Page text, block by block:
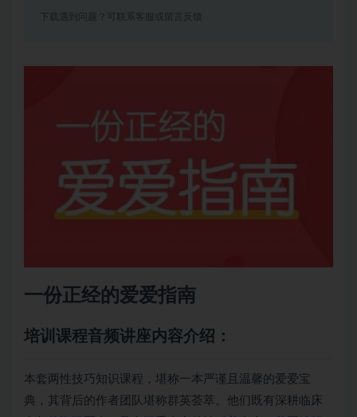
下载遇到问题？可联系客服或留言反馈
一份正经的爱爱指南
培训课程音频讲座内容介绍：
本套两性技巧 知识课程，堪称一本严谨且温馨的爱爱宝
典，其背后的作者团队堪称群英荟萃。他们既有深耕临床